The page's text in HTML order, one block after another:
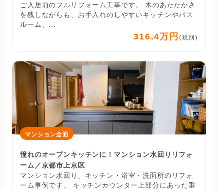
ご入居前のフルリフォーム工事です。 木のあたたかさ
を残しながらも、お手入れのしやすいキッチンやバス
ルーム、...
316.4万円 (税別)
マンション全面
憧れのオープンキッチンに！マンション水回りリフォ
ーム／京都市上京区
マンション水回り、キッチン・浴室・洗面所のリフォ
ーム事例です。 キッチンカウンター上部分にあった垂